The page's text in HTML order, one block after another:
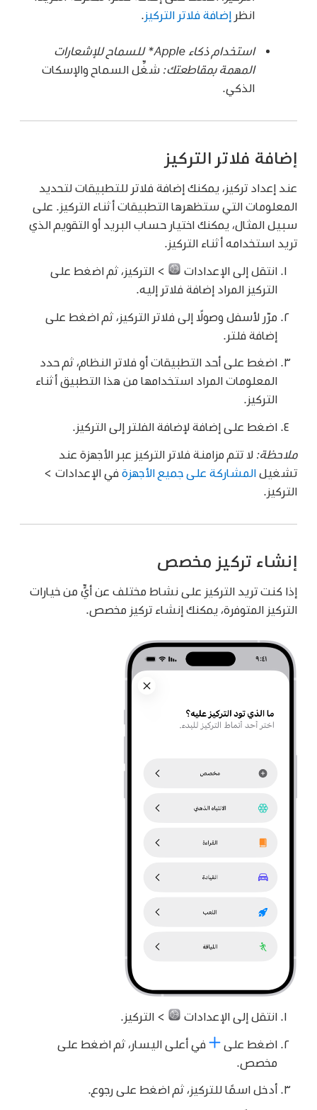
انظرإضافة فلاتر التركيز
استخدام ذكاء Apple* للسماح للإشعارات
المهمة بمقاطعتك: شغِّل السماح والإسكات
الذكي.
إضافة فلاتر التركيز
عند إعداد تركيز، يمكنك إضافة فلاتر للتطبيقات لتحديد
المعلومات التي ستظهرها التطبيقات أثناء التركيز. على
سبيل المثال، يمكنك اختيار حساب البريد أو التقويم الذي
تريد استخدامه أثناء التركيز.
انتقل إلى الإعدادات
> التركيز، ثم اضغط على
التركيز المراد إضافة فلاتر إليه.
مرّر لأسفل وصولًا إلى فلاتر التركيز، ثم اضغط على
إضافة فلتر.
اضغط على أحد التطبيقات أو فلاتر النظام، ثم حدد
المعلومات المراد استخدامها من هذا التطبيق أثناء
التركيز.
اضغط على إضافة لإضافة الفلتر إلى التركيز.
ملاحظة: لا تتم مزامنة فلاتر التركيز عبر الأجهزة عند
تشغيل المشاركة على جميع الأجهزة في الإعدادات >
التركيز.
إنشاء تركيز مخصص
إذا كنت تريد التركيز على نشاط مختلف عن أيٍّ من خيارات
التركيز المتوفرة، يمكنك إنشاء تركيز مخصص.
انتقل إلى الإعدادات > التركيز.
اضغط على
في أعلى اليسار، ثم اضغط على
مخصص.
أدخل اسمًا للتركيز، ثم اضغط على رجوع.